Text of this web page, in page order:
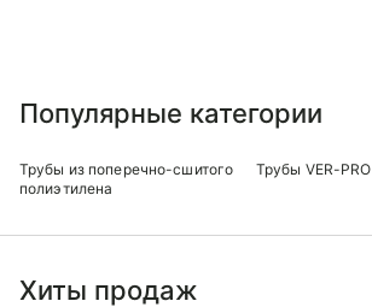
Популярные категории
Трубы из поперечно-сшитого
полиэтилена
Трубы VER-PRO
Хиты продаж